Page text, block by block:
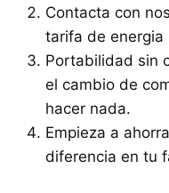
Contacta con
tarifa de energia
Portabilidad sin
el cambio de
hacer nada.
Empieza a
diferencia en tu